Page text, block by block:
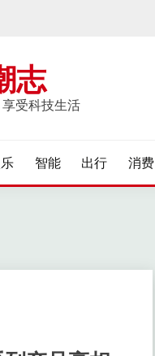
志
受科技生活
智能 出行 消费